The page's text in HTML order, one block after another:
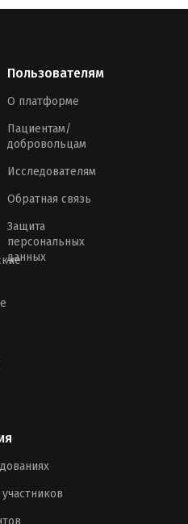
Пользователям
О платформе
Пациентам/
добровольцам
Исследователям
Обратная связь
Защита
персональных
данных